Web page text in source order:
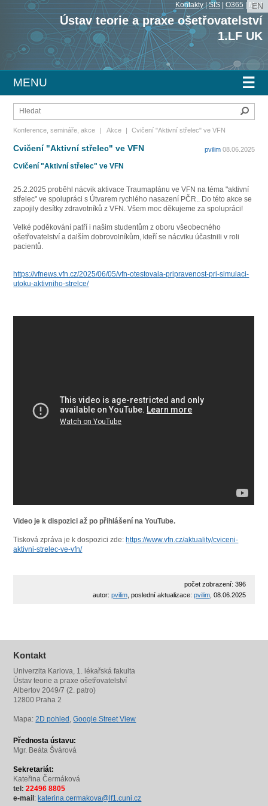
Kontakty|SIS |O365 Mail
Ústav teorie a praxe ošetřovatelství
1.LF UK
EN
☰
MENU
Konference, semináře, akce | Akce | Cvičení "Aktivní střelec" ve VFN
pvilim08.06.2025
Cvičení "Aktivní střelec" ve VFN
Cvičení "Aktivní střelec" ve VFN
25.2.2025 proběhl nácvik aktivace Traumaplánu ve VFN na téma "aktivní
střelec" ve spolupráci s Útvarem rychlého nasazení PČR.. Do této akce se
zapojily desítky zdravotníků z VFN. Všem moc děkujeme za spolupráci!
Velké poděkování patří i našim studentům z oboru všeobecného
ošetřovatelství a dalším dobrovolníkům, kteří se nácviku účastnili v roli
pacientů.
https://vfnews.vfn.cz/2025/06/05/vfn-otestovala-pripravenost-pri-simulaci-
utoku-aktivniho-strelce/
Video je k dispozici až po přihlášení na YouTube.
Tisková zpráva je k dospozici zde: https://www.vfn.cz/aktuality/cviceni-
aktivni-strelec-ve-vfn/
počet zobrazení: 396
autor: pvilim, poslední aktualizace: pvilim, 08.06.2025
Kontakt
Univerzita Karlova, 1. lékařská fakulta
Ústav teorie a praxe ošetřovatelství
Albertov 2049/7 (2. patro)
12800 Praha 2
Mapa:2D pohled ,Google Street View
Přednosta ústavu:
Mgr. Beáta Švárová
Sekretariát:
Kateřina Čermáková
tel:22496 8805
e-mail : katerina.cermakova@lf1.cuni.cz